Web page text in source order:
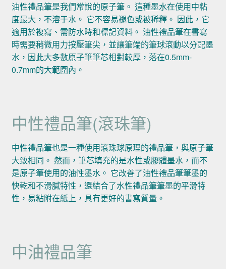
油性禮品筆是我們常說的原子筆。 這種墨水在使用中粘
度最大，不溶于水。 它不容易褪色或被稀釋。 因此，它
適用於複寫、需防水時和標記資料。 油性禮品筆在書寫
時需要稍微用力按壓筆尖，並讓筆端的筆球滾動以分配墨
水，因此大多數原子筆筆芯相對較厚，落在0.5mm-
0.7mm的大範圍內。
中性禮品筆(滾珠筆)
中性禮品筆也是一種使用滾珠球原理的禮品筆，與原子筆
大致相同。 然而，筆芯填充的是水性或膠體墨水，而不
是原子筆使用的油性墨水。 它改善了油性禮品筆筆墨的
快乾和不滑膩特性，還結合了水性禮品筆筆墨的平滑特
性，易粘附在紙上，具有更好的書寫質量。
中油禮品筆